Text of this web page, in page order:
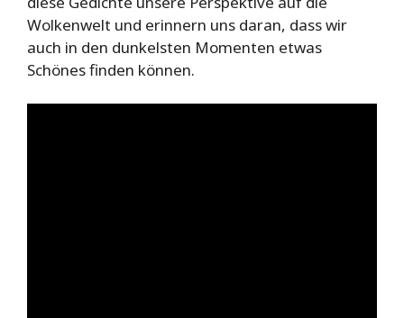
Wolkenwelt und erinnern uns daran, dass wir
auch in den dunkelsten Momenten etwas
Schönes finden können.